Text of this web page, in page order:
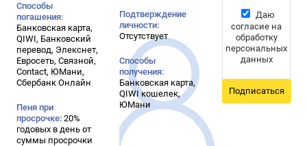
Способы
погашения:
Банковская карта,
QIWI, Банковский
перевод, Элекснет,
Евросеть, Связной,
Contact, ЮМани,
Сбербанк Онлайн
Пеня при
просрочке: 20%
годовых в день от
суммы просрочки
Подтверждение
личности:
Отсутствует
Способы
получения:
Банковская карта,
QIWI кошелек,
ЮМани
Даю
согласие на
обработку
персональных
данных
Подписаться